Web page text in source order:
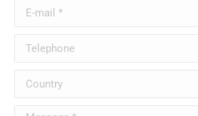
E-mail *
Telephone
Country